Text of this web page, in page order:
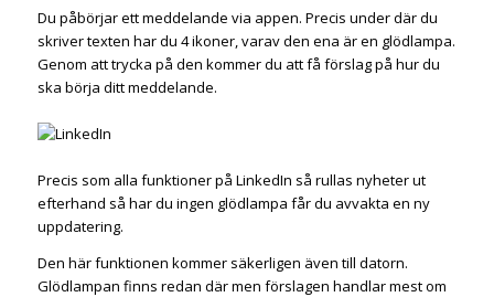
Du påbörjar ett meddelande via appen. Precis under där du
skriver texten har du 4 ikoner, varav den ena är en glödlampa.
Genom att trycka på den kommer du att få förslag på hur du
ska börja ditt meddelande.
Precis som alla funktioner på LinkedIn så rullas nyheter ut
efterhand så har du ingen glödlampa får du avvakta en ny
uppdatering.
Den här funktionen kommer säkerligen även till datorn.
Glödlampan finns redan där men förslagen handlar mest om